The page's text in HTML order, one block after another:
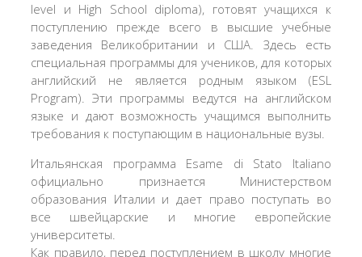
level и High School diploma), готовят учащихся к
поступлению прежде всего в высшие учебные
заведения Великобритании и США. Здесь есть
специальная программы для учеников, для которых
английский не является родным языком (ESL
Program). Эти программы ведутся на английском
языке и дают возможность учащимся выполнить
требования к поступающим в национальные вузы.
Итальянская программа Esame di Stato Italiano
официально признается Министерством
образования Италии и дает право поступать во
все швейцарские и многие европейские
университеты.
Как правило, перед поступлением в школу многие